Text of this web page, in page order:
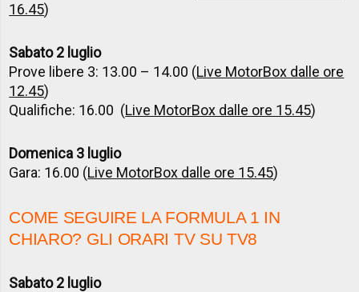
16.45)
Sabato 2 luglio
Prove libere 3: 13.00 – 14.00 (Live MotorBox dalle ore
12.45)
Qualifiche: 16.00 (Live MotorBox dalle ore 15.45)
Domenica 3 luglio
Gara: 16.00 (Live MotorBox dalle ore 15.45)
COME SEGUIRE LA FORMULA 1 IN
CHIARO? GLI ORARI TV SU TV8
Sabato 2 luglio